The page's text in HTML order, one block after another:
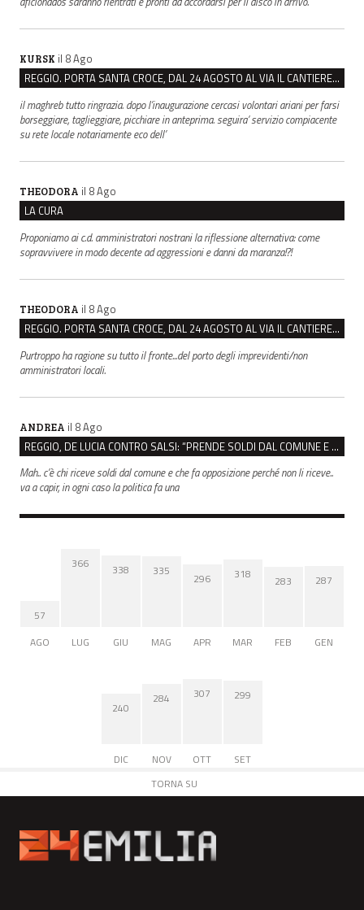
KURSK il 8 Ago
REGGIO. PORTA SANTA CROCE, DAL 24 AGOSTO AL VIA IL CANTIERE PER IL NUOVO COLLETTORE FOGNARIO
il maghreb tutto ringrazia. dopo l’inaugurazione cercasi volontari ariani per farsi
borseggiare, taglieggiare, picchiare in anteprima. seguira’ servizio compiacente
su rete locale notariamente eco dell’
THEODORA il 8 Ago
LA CURA
Proponiamo ai c.d. amministratori nostrani la riflessione alternativa: come
sopravvivere in modo decente ad aggressioni e danni da maranza!?!
THEODORA il 8 Ago
REGGIO. PORTA SANTA CROCE, DAL 24 AGOSTO AL VIA IL CANTIERE PER IL NUOVO COLLETTORE FOGNARIO
Purtroppo ha ragione su tutto il fronte...del porto degli imprevidenti/non
amministratori locali.
ANDREA il 8 Ago
REGGIO, DE LUCIA CONTRO SALSI: “PRENDE SOLDI DAL COMUNE E DIFFONDE FAKE NEWS”
Mah.. c’è chi riceve soldi dal comune e che fa opposizione perché non li riceve..
va a capir, in ogni caso la politica fa una
57
AGO
366
LUG
338
GIU
335
MAG
296
APR
318
MAR
283
FEB
287
GEN
240
DIC
284
NOV
307
OTT
299
SET
TORNA SU